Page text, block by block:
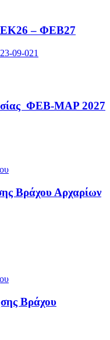
– ΦΕΒ27
ΦΕΒ-ΜΑΡ 2027
Βράχου Αρχαρίων
Βράχου